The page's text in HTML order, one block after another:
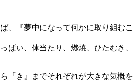
、『夢中になって何かに取り組むこ
ぱい、体当たり、燃焼、ひたむき、
『き』までそれぞれが大きな気概を